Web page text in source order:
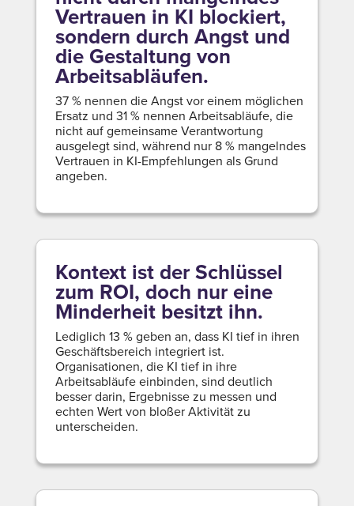
Vertrauen in KI blockiert,
sondern durch Angst und
die Gestaltung von
Arbeitsabläufen.
37 % nennen die Angst vor einem möglichen
Ersatz und 31 % nennen Arbeitsabläufe, die
nicht auf gemeinsame Verantwortung
ausgelegt sind, während nur 8 % mangelndes
Vertrauen in KI-Empfehlungen als Grund
angeben.
Kontext ist der Schlüssel
zum ROI, doch nur eine
Minderheit besitzt ihn.
Lediglich 13 % geben an, dass KI tief in ihren
Geschäftsbereich integriert ist.
Organisationen, die KI tief in ihre
Arbeitsabläufe einbinden, sind deutlich
besser darin, Ergebnisse zu messen und
echten Wert von bloßer Aktivität zu
unterscheiden.